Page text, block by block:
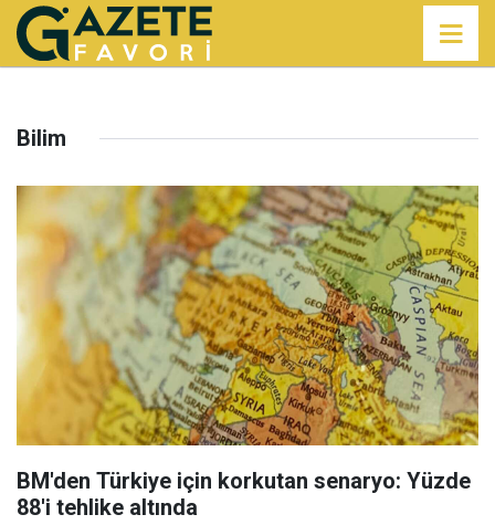
Bilim
BM'den Türkiye için korkutan senaryo: Yüzde
88'i tehlike altında